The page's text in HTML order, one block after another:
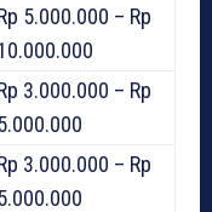
5.000.000 – Rp
3.000.000 – Rp
3.000.000 – Rp